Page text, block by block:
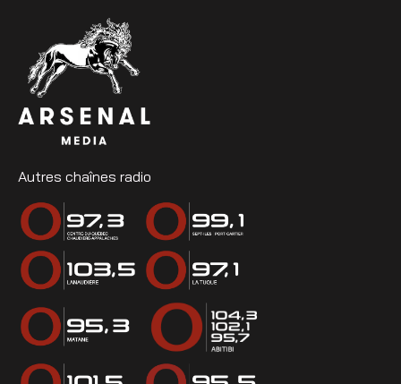
Autres chaînes radio